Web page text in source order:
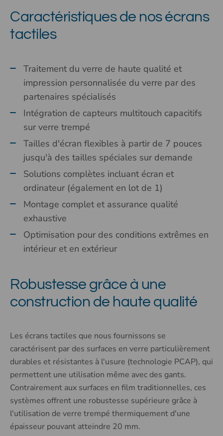
Caractéristiques de nos écrans
tactiles
Traitement du verre de haute qualité et
impression personnalisée du verre par des
partenaires spécialisés
Intégration de capteurs multitouch capacitifs
sur verre trempé
Tailles d'écran flexibles à partir de 7 pouces
jusqu'à des tailles spéciales sur demande
Solutions complètes incluant écran et
ordinateur (également en lot de 1)
Montage complet et assurance qualité
exhaustive
Optimisation pour des conditions extrêmes en
intérieur et en extérieur
Robustesse grâce à une
construction de haute qualité
Les écrans tactiles que nous fournissons se
caractérisent par des surfaces en verre particulièrement
durables et résistantes à l'usure (technologie PCAP), qui
permettent une utilisation même avec des gants.
Contrairement aux surfaces en film traditionnelles, ces
systèmes offrent une robustesse supérieure grâce à
l'utilisation de verre trempé thermiquement d'une
épaisseur pouvant atteindre 20 mm.